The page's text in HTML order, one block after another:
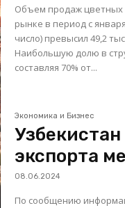
Объем продаж цветных
рынке в период с
число) превысил 49,2
Наибольшую долю в
составляя 70% от...
Экономика и Бизнес
экспорта
08.06.2024
По сообщению